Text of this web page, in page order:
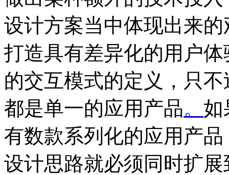
设计方案当中体现出来
打造具有差异化的用户
的交互模式的定义，只
都是单一的应用产品。 如
有数款系列化的应用产
设计思路就必须同时扩